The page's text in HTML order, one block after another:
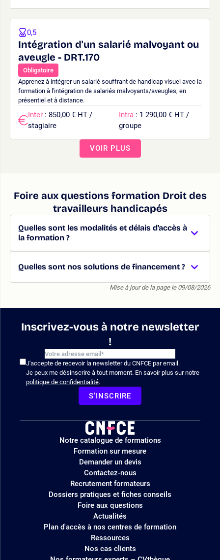
Intégration d'un salarié malvoyant ou
aveugle - DRT.170
Obligatoire
Apprenez à intégrer un salarié souffrant de handicap visuel avec la
formation à l'intégration de salariés malvoyants/aveugles, en
présentiel et à distance.
0,5
Inter : 850,00 € HT /
stagiaire
Intra : 1 290,00 € HT /
groupe
VOIR PLUS
Foire aux questions formation Droit des
travailleurs handicapés
Quelles sont les modalités et délais d’accès à
la formation ?
Quelles sont nos solutions de financement ?
Mise à jour de la page le 09/08/2026
Inscrivez-vous à notre newsletter
!
J'accepte de recevoir la newsletter du CNFCE par email.
Je peux me désinscrire à tout moment. En savoir plus sur notre
politique de confidentialité.
S'INSCRIRE
Logo
site
Notre catalogue de formations
Formation sur mesure
Demander un devis
Contactez-nous
Recrutement formateurs
Dossiers pratiques et fiches conseils
Foire aux questions
Actualités
Plan d'accès à nos centres de formation
Ressources
Nos cas clients